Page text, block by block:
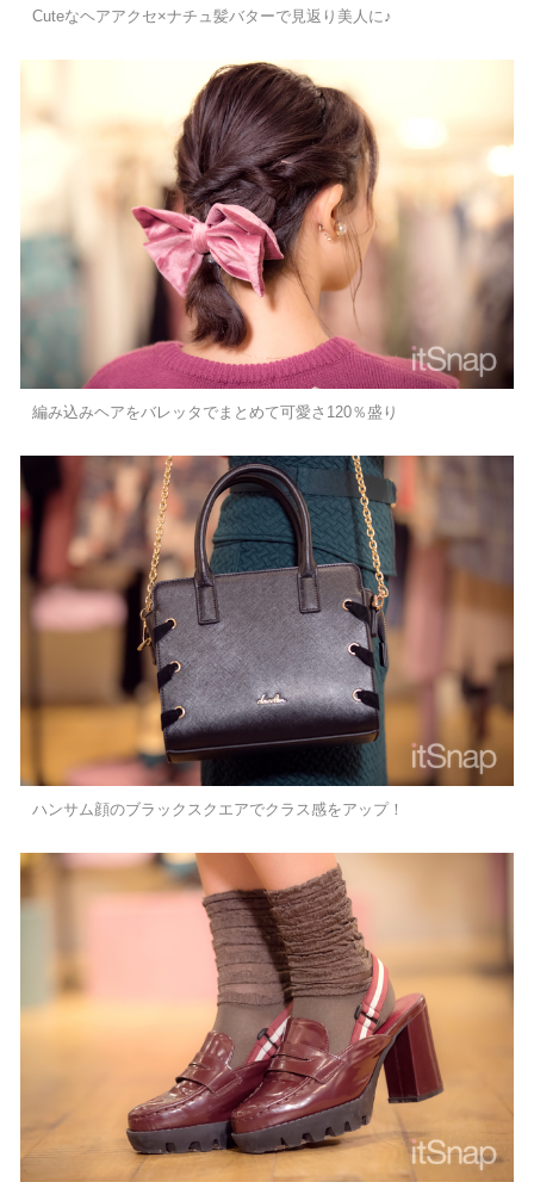
Cuteなヘアアクセ×ナチュ髪バターで見返り美人に♪
編み込みヘアをバレッタでまとめて可愛さ120％盛り
ハンサム顔のブラックスクエアでクラス感をアップ！